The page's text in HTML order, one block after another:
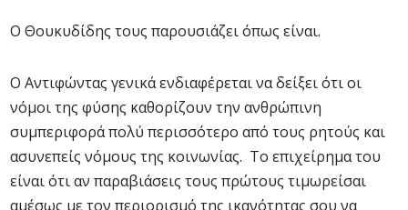
Ο Θουκυδίδης τους παρουσιάζει όπως είναι.
Ο Αντιφώντας γενικά ενδιαφέρεται να δείξει ότι οι
νόμοι της φύσης καθορίζουν την ανθρώπινη
συμπεριφορά πολύ περισσότερο από τους ρητούς και
ασυνεπείς νόμους της κοινωνίας. Το επιχείρημα του
είναι ότι αν παραβιάσεις τους πρώτους τιμωρείσαι
αμέσως με τον περιορισμό της ικανότητας σου να